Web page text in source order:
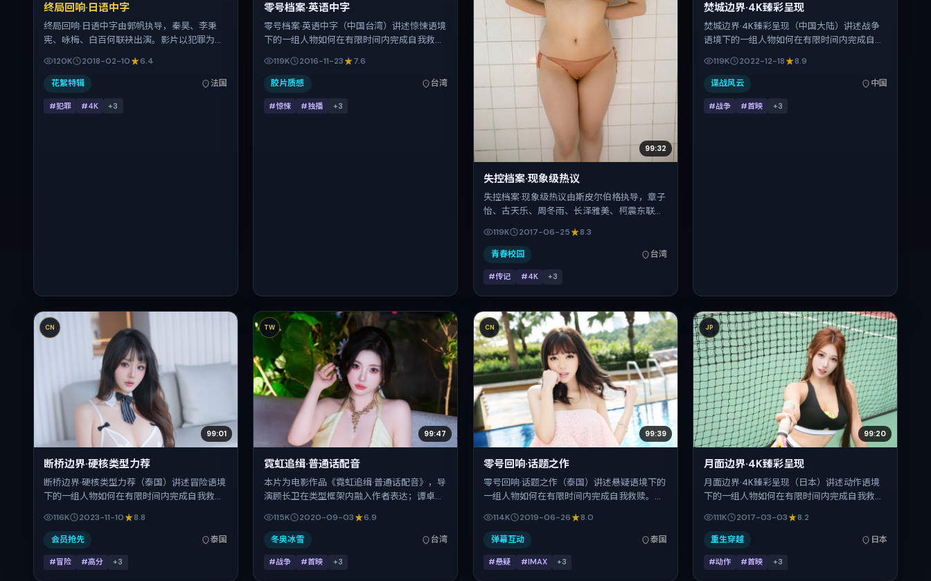
终局回响·日语中字
终局回响·日语中字由郭帆执导，秦昊、李秉
宪、咏梅、白百何联袂出演。影片以犯罪为叙
的群像碰撞推进人物抉择与反转。2018年2月
10日于法国首映（春节档前后），片长113分
120K 2018-02-10 6.4
花絮特辑 法国
#犯罪 #4K +3
零号档案·英语中字
零号档案·英语中字（中国台湾）讲述惊悚语境
下的一组人物如何在有限时间内完成自我救
李、金城武、河正宇的表演层次丰富。影片定
于 2016-11-23 起陆续登陆院线与网络平台，
119K 2016-11-23 7.6
胶片质感 台湾
#惊悚 #独播 +3
99:32
失控档案·现象级热议
失控档案·现象级热议由斯皮尔伯格执导，章子
怡、古天乐、周冬雨、长泽雅美、柯震东联袂
中国台湾，借华语社会的人情与规则推进人物
抉择与反转。2017年6月25日于中国台湾首映
细腻表演的观众。
119K 2017-06-25 8.3
青春校园 台湾
#传记 #4K +3
焚城边界·4K臻彩呈现
焚城边界·4K臻彩呈现（中国大陆）讲述战争
语境下的一组人物如何在有限时间内完成自我
凡、辛芷蕾、瑛太、弗洛伦斯·皮尤的表演层次
丰富。影片定于 2022-12-18 起陆续登陆院线
119K 2022-12-18 8.9
谍战风云 中国
#战争 #首映 +3
CN
99:01
断桥边界·硬核类型力荐
断桥边界·硬核类型力荐（泰国）讲述冒险语境
下的一组人物如何在有限时间内完成自我救
皮尤、沈腾、提莫西·查拉梅、小松菜奈、河正
宇的表演层次丰富。影片定于 2023-11-10 起
片长155分钟。
116K 2023-11-10 8.8
会员抢先 泰国
#冒险 #高分 +3
TW
99:47
霓虹追缉·普通话配音
本片为电影作品《霓虹追缉·普通话配音》，导
演顾长卫在类型框架内融入作者表达；谭卓、
中承担多重关系线。故事类型为战争，主拍摄
地与出品背景为中国台湾。上映时间 2020年
136分钟，节奏张弛有度。
115K 2020-09-03 6.9
冬奥冰雪 台湾
#战争 #首映 +3
CN
99:39
零号回响·话题之作
零号回响·话题之作（泰国）讲述悬疑语境下的
一组人物如何在有限时间内完成自我救赎。刁
太、沈腾、齐溪的表演层次丰富。影片定于
2019-06-26 起陆续登陆院线与网络平台，暑
114K 2019-06-26 8.0
弹幕互动 泰国
#悬疑 #IMAX +3
JP
99:20
月面边界·4K臻彩呈现
月面边界·4K臻彩呈现（日本）讲述动作语境
下的一组人物如何在有限时间内完成自我救
镁、古天乐、刘亦菲、舒淇、刘昊然的表演层
次丰富。影片定于 2017-03-03 起陆续登陆院
钟。
111K 2017-03-03 8.2
重生穿越 日本
#动作 #首映 +3